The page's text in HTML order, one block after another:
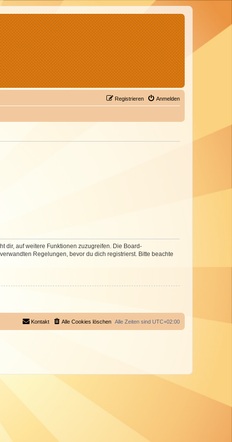
Anmelden
Registrieren
dir, auf weitere Funktionen zuzugreifen. Die Board-
Regelungen, bevor du dich registrierst. Bitte beachte
Alle Zeiten sind UTC+02:00
Alle Cookies löschen
Kontakt